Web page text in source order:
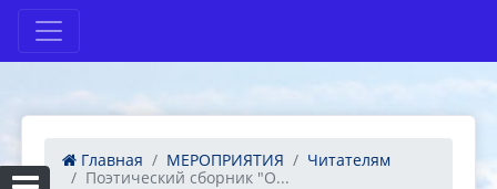
Главная МЕРОПРИЯТИЯ
Читателям
Поэтический сборник "О...